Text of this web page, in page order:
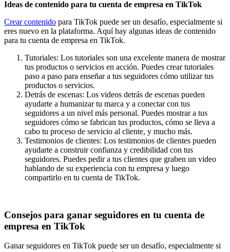
Ideas de contenido para tu cuenta de empresa en TikTok
Crear contenido para TikTok puede ser un desafío, especialmente si
eres nuevo en la plataforma. Aquí hay algunas ideas de contenido
para tu cuenta de empresa en TikTok.
Tutoriales: Los tutoriales son una excelente manera de mostrar
tus productos o servicios en acción. Puedes crear tutoriales
paso a paso para enseñar a tus seguidores cómo utilizar tus
productos o servicios.
Detrás de escenas: Los videos detrás de escenas pueden
ayudarte a humanizar tu marca y a conectar con tus
seguidores a un nivel más personal. Puedes mostrar a tus
seguidores cómo se fabrican tus productos, cómo se lleva a
cabo tu proceso de servicio al cliente, y mucho más.
Testimonios de clientes: Los testimonios de clientes pueden
ayudarte a construir confianza y credibilidad con tus
seguidores. Puedes pedir a tus clientes que graben un video
hablando de su experiencia con tu empresa y luego
compartirlo en tu cuenta de TikTok.
Consejos para ganar seguidores en tu cuenta de
empresa en TikTok
Ganar seguidores en TikTok puede ser un desafío, especialmente si